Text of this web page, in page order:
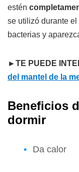
estén
se utilizó durante
bacterias y
►TE PUEDE
del mantel de la
Beneficios
dormir
Da calor